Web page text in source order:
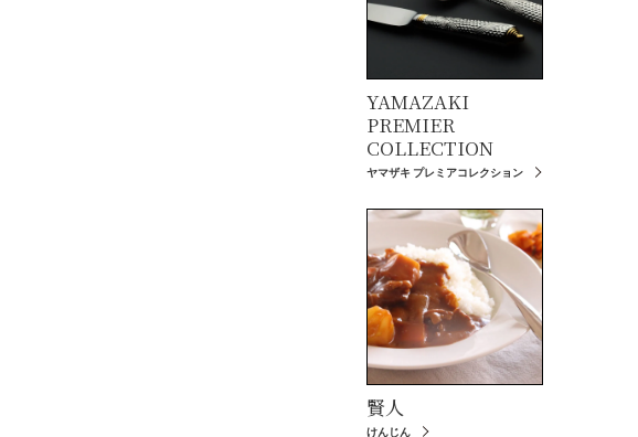
YAMAZAKI
PREMIER
COLLECTION
ヤマザキ プレミアコレクション
賢人
けんじん